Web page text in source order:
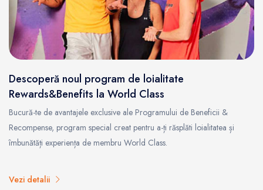
Descoperă noul program de loialitate
Rewards&Benefits la World Class
Bucură-te de avantajele exclusive ale Programului de Beneficii &
Recompense, program special creat pentru a-ți răsplăti loialitatea și
îmbunătăți experiența de membru World Class.
Vezi detalii